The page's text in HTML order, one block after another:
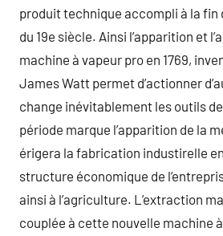
produit technique accompli à la fin
du 19e siècle. Ainsi l’apparition et
machine à vapeur pro en 1769,
James Watt permet d’actionner
change inévitablement les outils
période marque l’apparition de la
érigera la fabrication industirelle
structure économique de
ainsi à l’agriculture. L’extraction
couplée à cette nouvelle machine